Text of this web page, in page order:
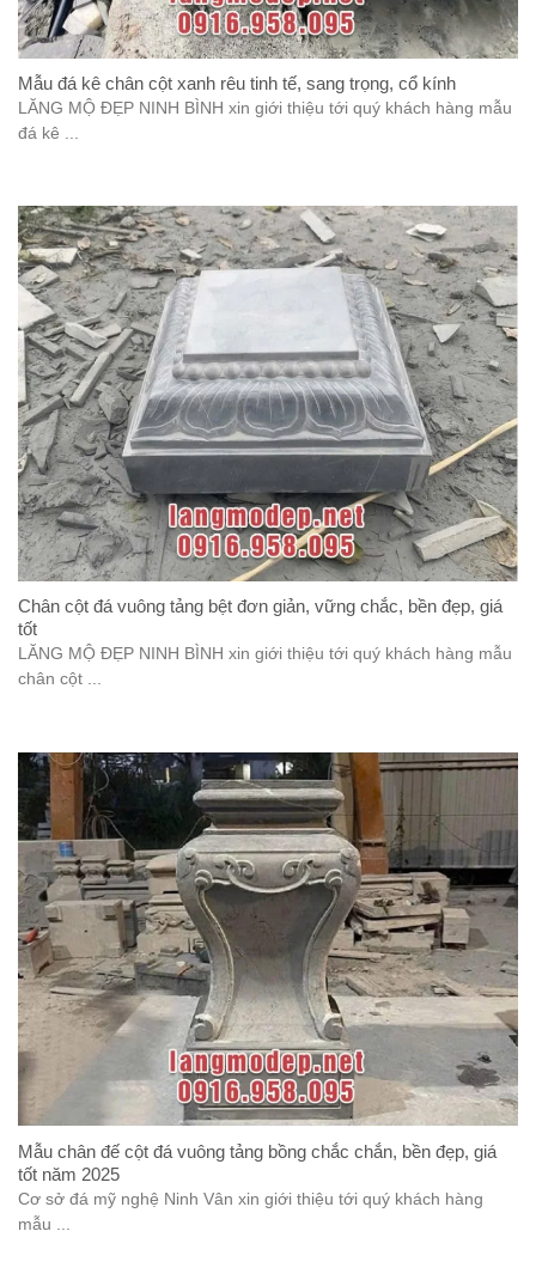
Mẫu đá kê chân cột xanh rêu tinh tế, sang trọng, cổ kính
LĂNG MỘ ĐẸP NINH BÌNH xin giới thiệu tới quý khách hàng mẫu
đá kê ...
Chân cột đá vuông tảng bệt đơn giản, vững chắc, bền đẹp, giá
tốt
LĂNG MỘ ĐẸP NINH BÌNH xin giới thiệu tới quý khách hàng mẫu
chân cột ...
Mẫu chân đế cột đá vuông tảng bồng chắc chắn, bền đẹp, giá
tốt năm 2025
Cơ sở đá mỹ nghệ Ninh Vân xin giới thiệu tới quý khách hàng
mẫu ...